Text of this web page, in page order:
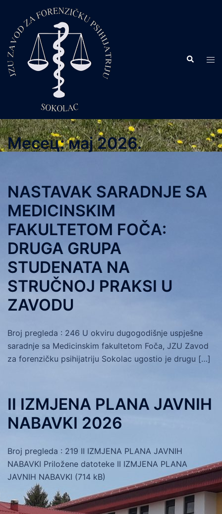
content
Search
Месец:мај 2026.
NASTAVAK SARADNJE SA
MEDICINSKIM
FAKULTETOM FOČA:
DRUGA GRUPA
STUDENATA NA
STRUČNOJ PRAKSI U
ZAVODU
Broj pregleda : 246 U okviru dugogodišnje uspješne
saradnje sa Medicinskim fakultetom Foča, JZU Zavod
za forenzičku psihijatriju Sokolac ugostio je drugu […]
II IZMJENA PLANA JAVNIH
NABAVKI 2026
Broj pregleda : 219 II IZMJENA PLANA JAVNIH
NABAVKI Priložene datoteke II IZMJENA PLANA
JAVNIH NABAVKI (714 kB)